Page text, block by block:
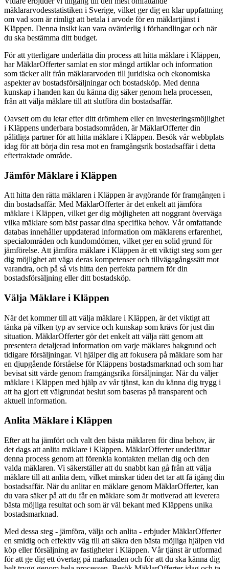
mäklararvodesstatistiken i Sverige, vilket ger dig en klar uppfattning
om vad som är rimligt att betala i arvode för en mäklartjänst i
Kläppen. Denna insikt kan vara ovärderlig i förhandlingar och när
du ska bestämma ditt budget.
För att ytterligare underlätta din process att hitta mäklare i Kläppen,
har MäklarOfferter samlat en stor mängd artiklar och information
som täcker allt från mäklararvoden till juridiska och ekonomiska
aspekter av bostadsförsäljningar och bostadsköp. Med denna
kunskap i handen kan du känna dig säker genom hela processen,
från att välja mäklare till att slutföra din bostadsaffär.
Oavsett om du letar efter ditt drömhem eller en investeringsmöjlighet
i Kläppens underbara bostadsområden, är MäklarOfferter din
pålitliga partner för att hitta mäklare i Kläppen. Besök vår webbplats
idag för att börja din resa mot en framgångsrik bostadsaffär i detta
eftertraktade område.
Jämför Mäklare i Kläppen
Att hitta den rätta mäklaren i Kläppen är avgörande för framgången i
din bostadsaffär. Med MäklarOfferter är det enkelt att jämföra
mäklare i Kläppen, vilket ger dig möjligheten att noggrant överväga
vilka mäklare som bäst passar dina specifika behov. Vår omfattande
databas innehåller uppdaterad information om mäklarens erfarenhet,
specialområden och kundomdömen, vilket ger en solid grund för
jämförelse. Att jämföra mäklare i Kläppen är ett viktigt steg som ger
dig möjlighet att väga deras kompetenser och tillvägagångssätt mot
varandra, och på så vis hitta den perfekta partnern för din
bostadsförsäljning eller ditt bostadsköp.
Välja Mäklare i Kläppen
När det kommer till att välja mäklare i Kläppen, är det viktigt att
tänka på vilken typ av service och kunskap som krävs för just din
situation. MäklarOfferter gör det enkelt att välja rätt genom att
presentera detaljerad information om varje mäklares bakgrund och
tidigare försäljningar. Vi hjälper dig att fokusera på mäklare som har
en djupgående förståelse för Kläppens bostadsmarknad och som har
bevisat sitt värde genom framgångsrika försäljningar. När du väljer
mäklare i Kläppen med hjälp av vår tjänst, kan du känna dig trygg i
att ha gjort ett välgrundat beslut som baseras på transparent och
aktuell information.
Anlita Mäklare i Kläppen
Efter att ha jämfört och valt den bästa mäklaren för dina behov, är
det dags att anlita mäklare i Kläppen. MäklarOfferter underlättar
denna process genom att förenkla kontakten mellan dig och den
valda mäklaren. Vi säkerställer att du snabbt kan gå från att välja
mäklare till att anlita dem, vilket minskar tiden det tar att få igång din
bostadsaffär. När du anlitar en mäklare genom MäklarOfferter, kan
du vara säker på att du får en mäklare som är motiverad att leverera
bästa möjliga resultat och som är väl bekant med Kläppens unika
bostadsmarknad.
Med dessa steg - jämföra, välja och anlita - erbjuder MäklarOfferter
en smidig och effektiv väg till att säkra den bästa möjliga hjälpen vid
köp eller försäljning av fastigheter i Kläppen. Vår tjänst är utformad
för att ge dig ett övertag på marknaden och för att du ska känna dig